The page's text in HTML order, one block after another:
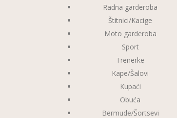
Radna garderoba
Štitnici/Kacige
Moto garderoba
Sport
Trenerke
Kape/Šalovi
Kupaći
Obuća
Bermude/Šortsevi